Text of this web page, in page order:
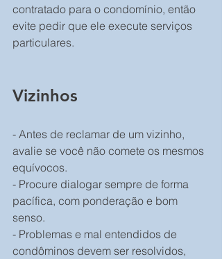
contratado para o condomínio, então
evite pedir que ele execute serviços
particulares.
Vizinhos
- Antes de reclamar de um vizinho,
avalie se você não comete os mesmos
equívocos.
- Procure dialogar sempre de forma
pacífica, com ponderação e bom
senso.
- Problemas e mal entendidos de
condôminos devem ser resolvidos,